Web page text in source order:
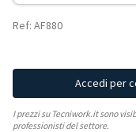
Ref: AF880
Accedi per
I prezzi su Tecniwork.it sono
professionisti del settore.